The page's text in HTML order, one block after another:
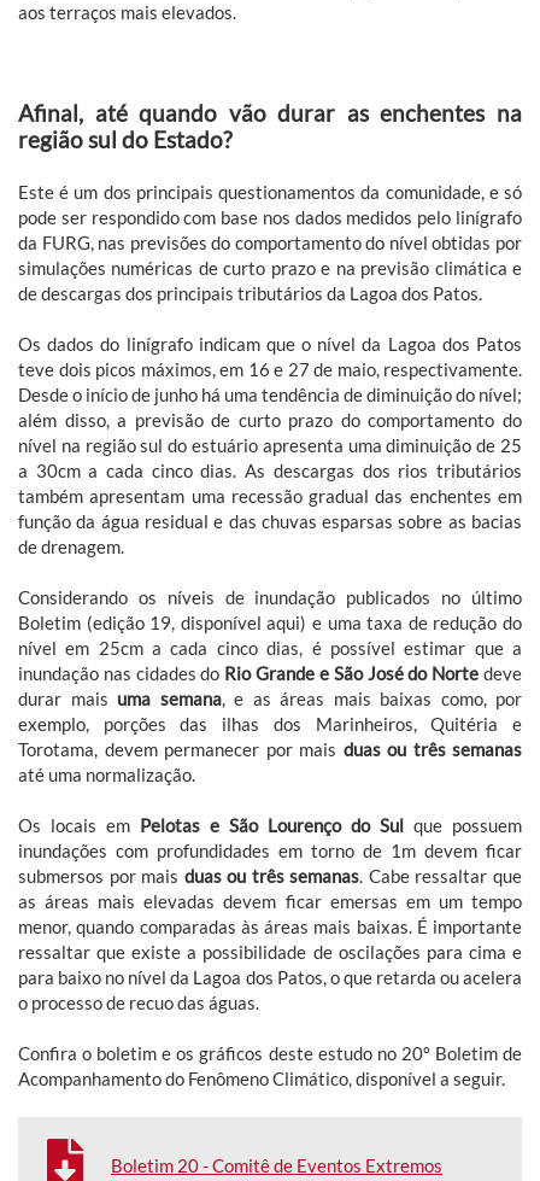
aos terraços mais elevados.
Afinal, até quando vão durar as enchentes na
região sul do Estado?
Este é um dos principais questionamentos da comunidade, e só
pode ser respondido com base nos dados medidos pelo linígrafo
da FURG, nas previsões do comportamento do nível obtidas por
simulações numéricas de curto prazo e na previsão climática e
de descargas dos principais tributários da Lagoa dos Patos.
Os dados do linígrafo indicam que o nível da Lagoa dos Patos
teve dois picos máximos, em 16 e 27 de maio, respectivamente.
Desde o início de junho há uma tendência de diminuição do nível;
além disso, a previsão de curto prazo do comportamento do
nível na região sul do estuário apresenta uma diminuição de 25
a 30cm a cada cinco dias. As descargas dos rios tributários
também apresentam uma recessão gradual das enchentes em
função da água residual e das chuvas esparsas sobre as bacias
de drenagem.
Considerando os níveis de inundação publicados no último
Boletim (edição 19, disponível aqui) e uma taxa de redução do
nível em 25cm a cada cinco dias, é possível estimar que a
inundação nas cidades do Rio Grande e São José do Norte deve
durar mais uma semana, e as áreas mais baixas como, por
exemplo, porções das ilhas dos Marinheiros, Quitéria e
Torotama, devem permanecer por mais duas ou três semanas
até uma normalização.
Os locais em Pelotas e São Lourenço do Sul que possuem
inundações com profundidades em torno de 1m devem ficar
submersos por mais duas ou três semanas. Cabe ressaltar que
as áreas mais elevadas devem ficar emersas em um tempo
menor, quando comparadas às áreas mais baixas. É importante
ressaltar que existe a possibilidade de oscilações para cima e
para baixo no nível da Lagoa dos Patos, o que retarda ou acelera
o processo de recuo das águas.
Confira o boletim e os gráficos deste estudo no 20º Boletim de
Acompanhamento do Fenômeno Climático, disponível a seguir.
Boletim 20 - Comitê de Eventos Extremos